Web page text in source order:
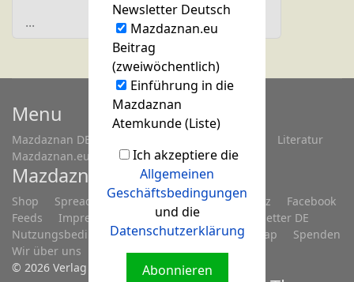
Newsletter Deutsch
Mazdaznan.eu
Beitrag
(zweiwöchentlich)
Einführung in die
Mazdaznan
Atemkunde (Liste)
Ich akzeptiere die
Allgemeinen
Geschäftsbedingungen
und die
Datenschutzerklärung
Abonnieren
...
Menu
Mazdaznan DE
Literatur
Mazdaznan.eu
Mazdaznan.eu
Shop Spreadshop Anmelden Datenschutz
Facebook
Feeds
Impressum Kontakt Links
Newsletter DE
Nutzungsbedingungen
Registrieren Sitemap
Spenden
Wir über uns
Youtube Kanal
© 2026 Verlag Mazdaznan GmbH